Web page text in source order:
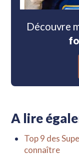
Découvre
A lire
Top 9 des
connaître